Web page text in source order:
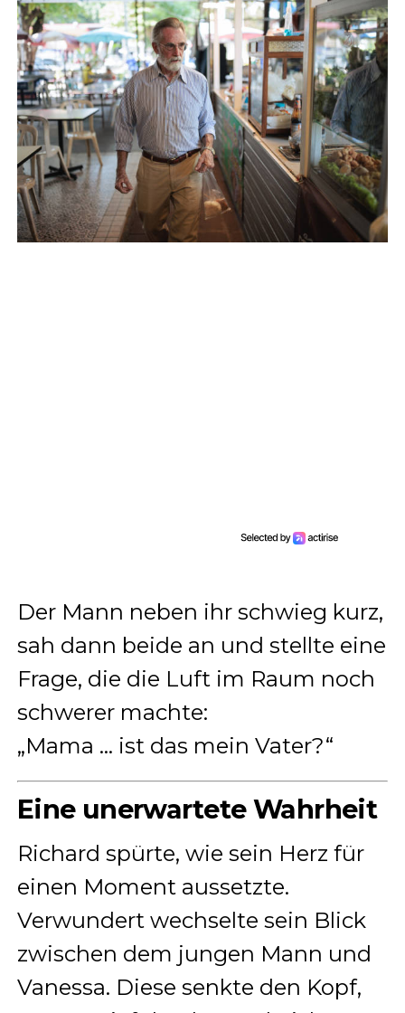
Der Mann neben ihr schwieg kurz,
sah dann beide an und stellte eine
Frage, die die Luft im Raum noch
schwerer machte:
„Mama … ist das mein Vater?“
Eine unerwartete Wahrheit
Richard spürte, wie sein Herz für
einen Moment aussetzte.
Verwundert wechselte sein Blick
zwischen dem jungen Mann und
Vanessa. Diese senkte den Kopf,